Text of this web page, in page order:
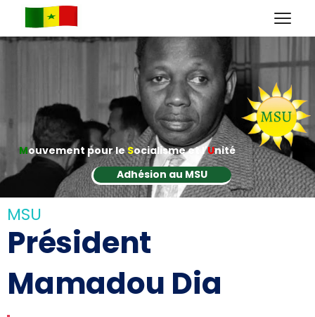
Mouvement pour leSocialisme et l'Unité
Adhésion au MSU
MSU
Président
Mamadou Dia